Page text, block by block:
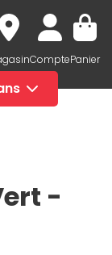
ComptePanier
-